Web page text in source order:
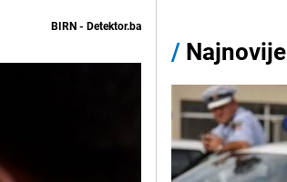
BIRN - Detektor.ba
/ Najnovije